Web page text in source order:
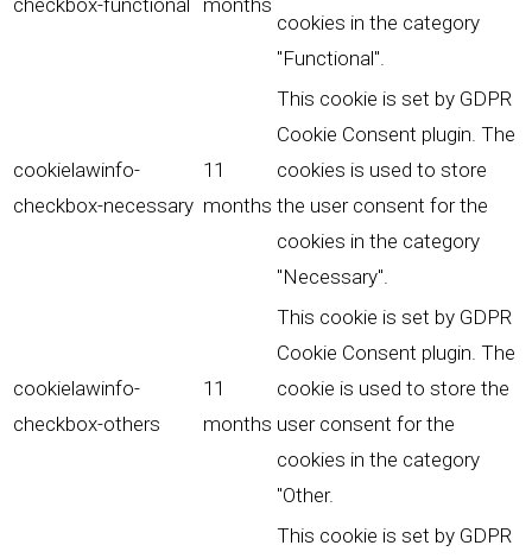
checkbox-functional
months
cookies in the category
"Functional".
cookielawinfo-
checkbox-necessary
11
months
This cookie is set by GDPR
Cookie Consent plugin. The
cookies is used to store
the user consent for the
cookies in the category
"Necessary".
cookielawinfo-
checkbox-others
11
months
This cookie is set by GDPR
Cookie Consent plugin. The
cookie is used to store the
user consent for the
cookies in the category
"Other.
This cookie is set by GDPR